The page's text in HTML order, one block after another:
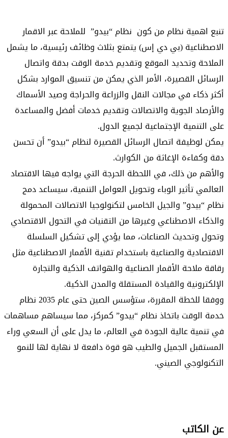
تنبع اهمية نظام من كون نظام “بيدو” للملاحة عبر الاقمار
الاصطناعية (بي دي إس) يتمتع بثلاث وظائف رئيسية، ما يشمل
الملاحة وتحديد الموقع وتقديم خدمة الوقت بدقة واتصال
الرسائل القصيرة، الأمر الذي يمكن من تنسيق الموارد بشكل
أكثر ذكاء في مجالات النقل والزراعة والحراجة وصيد الأسماك
والأرصاد الجوية والاتصالات وتقديم خدمات أفضل والمساعدة
على التنمية الإجتماعية لجميع الدول.
يمكن لوظيفة اتصال الرسائل القصيرة لنظام “بيدو” أن تحسن
دقة وكفاءة الإغاثة من الكوارث.
والأهم من ذلك، في اللحظة الحرجة التي يواجه فيها الاقتصاد
العالمي تأثير الوباء وتحويل العوامل التنمية، سيساعد دمج
نظام “بيدو” والجيل الخامس لتكنولوجيا الاتصالات المحمولة
والذكاء الاصطناعي وغيرها من التقنيات في التحول الاقتصادي
وتحول وتحديث الصناعات، مما يؤدي إلى تشكيل السلسلة
الاقتصادية والصناعية باستخدام تقنية الأقمار الاصطناعية مثل
رقاقة ملاحة الأقمار الصناعية والهواتف الذكية والتجارة
الإلكترونية والقيادة المستقلة والمدن الذكية.
ووفقا للخطة المقررة، ستؤسس الصين حتى عام 2035 نظام
خدمة الوقت باتخاذ نظام “بيدو” كمركز، مما سيساهم مساهمات
في تنمية عالية الجودة في العالم، ما يدل على أن السعي وراء
المستقبل الجميل والطيب هو قوة دافعة لا نهاية لها للنمو
التكنولوجي الصيني.
عن الكاتب